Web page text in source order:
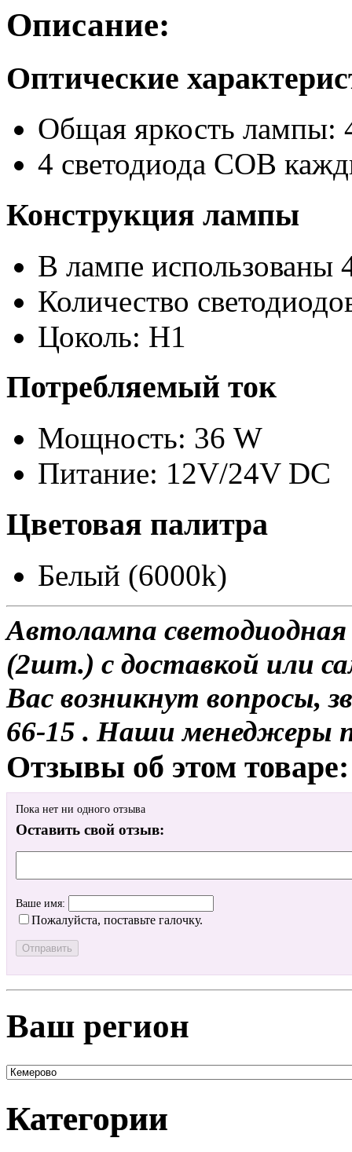
Описание:
Оптические
Общая яркость лампы:
4 светодиода COB
Конструкция лампы
В лампе использованы
Количество
Цоколь: H1
Потребляемый ток
Мощность: 36 W
Питание: 12V/24V DC
Цветовая палитра
Белый (6000k)
Автолампа
(2шт.) с доставкой или
Вас возникнут вопросы,
66-15 . Наши менеджеры
Отзывы об этом товаре:
Пока нет ни одного отзыва
Оставить свой отзыв:
Ваше имя:
Пожалуйста, поставьте галочку.
Ваш регион
Категории